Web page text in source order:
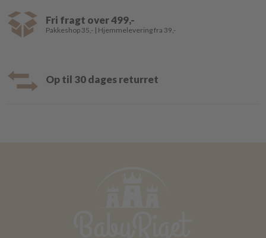
Fri fragt over 499,-
Pakkeshop 35,- | Hjemmelevering fra 39,-
Op til 30 dages returret